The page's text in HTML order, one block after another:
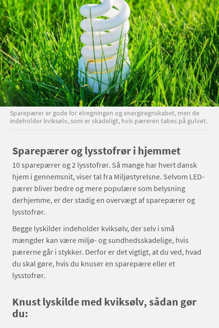
Sparepærer er gode for elregningen og energiregnskabet, men de
indeholder kviksølv, som er skadeligt, hvis pæreren tabes på gulvet.
Sparepærer og lysstofrør i hjemmet
10 sparepærer og 2 lysstofrør. Så mange har hvert dansk
hjem i gennemsnit, viser tal fra Miljøstyrelsne. Selvom LED-
pærer bliver bedre og mere populære som belysning
derhjemme, er der stadig en overvægt af sparepærer og
lysstofrør.
Begge lyskilder indeholder kviksølv, der selv i små
mængder kan være miljø- og sundhedsskadelige, hvis
pærerne går i stykker. Derfor er det vigtigt, at du ved, hvad
du skal gøre, hvis du knuser en sparepære eller et
lysstofrør.
Knust lyskilde med kviksølv, sådan gør
du: